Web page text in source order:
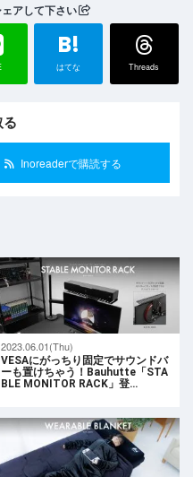
アして下さい
B!
はてな Threads
Inoreaderで購読する
2023.06.01(Thu)
VESAにがっちり固定でサウンドバ
ーも置けちゃう！Bauhutte「STA
BLE MONITOR RACK」登…